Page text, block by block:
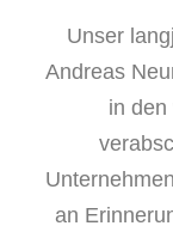
Unser
Andreas
in den
an